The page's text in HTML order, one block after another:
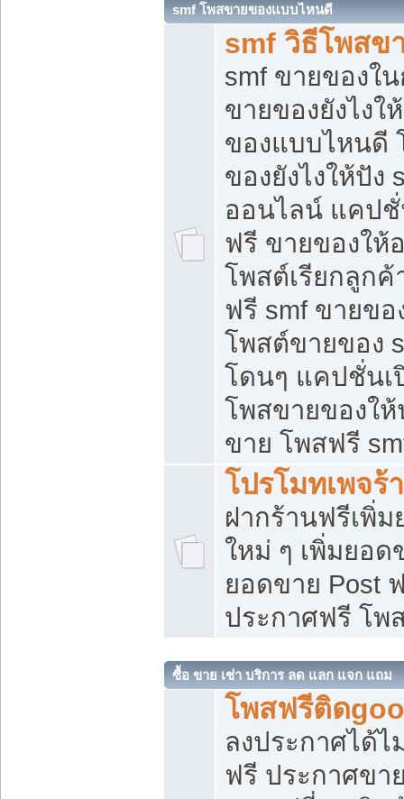
smf โพสขายของแบบไหนดี
smf วิธีโพสข
smf ขายของใ
ขายของยังไง
ของแบบไหนดี
ของยังไงให้ปั
ออนไลน์ แคป
ฟรี ขายของให้
โพสต์เรียกลูกค้
ฟรี smf ขายขอ
โพสต์ขายของ
โดนๆ แคปชั่นเ
โพสขายของใ
ขาย โพสฟรี
โปรโมทเพจร้
ฝากร้านฟรีเพิ่
ใหม่ ๆ เพิ่มยอด
ยอดขาย Post
ประกาศฟรี โพ
ซื้อ ขาย เช่า บริการ ลด แลก แจก แถม
โพสฟรีติด
ลงประกาศได้
ฟรี ประกาศข